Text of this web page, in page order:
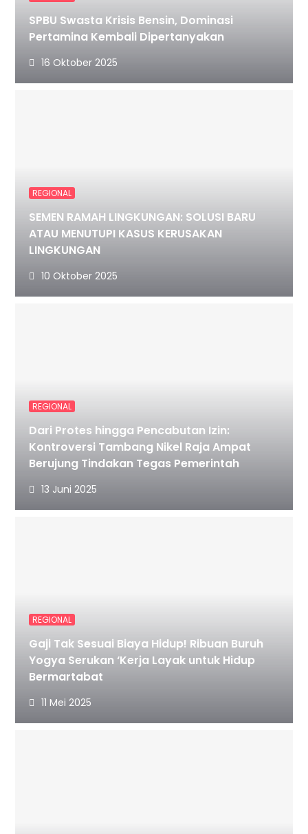
SPBU Swasta Krisis Bensin, Dominasi
Pertamina Kembali Dipertanyakan
16 Oktober 2025
REGIONAL
SEMEN RAMAH LINGKUNGAN: SOLUSI BARU
ATAU MENUTUPI KASUS KERUSAKAN
LINGKUNGAN
10 Oktober 2025
REGIONAL
Dari Protes hingga Pencabutan Izin:
Kontroversi Tambang Nikel Raja Ampat
Berujung Tindakan Tegas Pemerintah
13 Juni 2025
REGIONAL
Gaji Tak Sesuai Biaya Hidup! Ribuan Buruh
Yogya Serukan ‘Kerja Layak untuk Hidup
Bermartabat
11 Mei 2025